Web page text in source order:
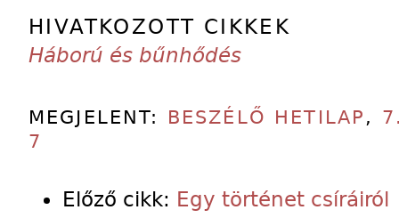
HIVATKOZOTT CIKKEK
Háború és bűnhődés
MEGJELENT: BESZÉLŐ HETILAP ,
7
Előző cikk: Egy történet csíráiról